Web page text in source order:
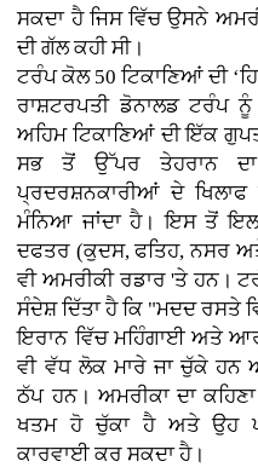
ਸਕਦਾ ਹੈ ਜਿਸ ਵਿੱਚ ਉਸਨੇ
ਦੀ ਗੱਲ ਕਹੀ ਸੀ।
ਟਰੰਪ ਕੋਲ 50 ਟਿਕਾਣਿਆਂ ਦੀ
ਰਾਸ਼ਟਰਪਤੀ ਡੋਨਾਲਡ ਟਰੰਪ
ਅਹਿਮ ਟਿਕਾਣਿਆਂ ਦੀ ਇੱਕ
ਸਭ ਤੋਂ ਉੱਪਰ ਤੇਹਰਾਨ
ਪ੍ਰਦਰਸ਼ਨਕਾਰੀਆਂ ਦੇ
ਮੰਨਿਆ ਜਾਂਦਾ ਹੈ। ਇਸ ਤੋਂ
ਦਫਤਰ (ਕੁਦਸ, ਫਤਿਹ, ਨਸਰ
ਵੀ ਅਮਰੀਕੀ ਰਡਾਰ 'ਤੇ ਹਨ।
ਸੰਦੇਸ਼ ਦਿੱਤਾ ਹੈ ਕਿ "ਮਦਦ ਰਸਤੇ
ਇਰਾਨ ਵਿੱਚ ਮਹਿੰਗਾਈ ਅਤੇ
ਵੀ ਵੱਧ ਲੋਕ ਮਾਰੇ ਜਾ ਚੁੱਕੇ ਹਨ
ਠੱਪ ਹਨ। ਅਮਰੀਕਾ ਦਾ
ਖਤਮ ਹੋ ਚੁੱਕਾ ਹੈ ਅਤੇ ਉਹ
ਕਾਰਵਾਈ ਕਰ ਸਕਦਾ ਹੈ।